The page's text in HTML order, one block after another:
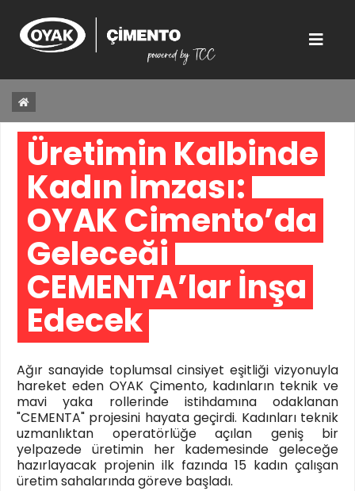
Üretimin Kalbinde
Kadın İmzası:
OYAK Çimento’da
Geleceği
CEMENTA’lar İnşa
Edecek
Ağır sanayide toplumsal cinsiyet eşitliği vizyonuyla
hareket eden OYAK Çimento, kadınların teknik ve
mavi yaka rollerinde istihdamına odaklanan
"CEMENTA" projesini hayata geçirdi. Kadınları teknik
uzmanlıktan operatörlüğe açılan geniş bir
yelpazede üretimin her kademesinde geleceğe
hazırlayacak projenin ilk fazında 15 kadın çalışan
üretim sahalarında göreve başladı.